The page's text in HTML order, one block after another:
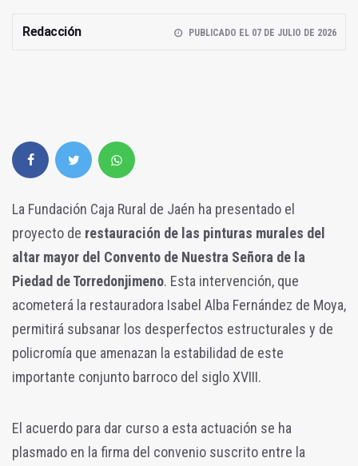
Redacción PUBLICADO EL 07 DE JULIO DE 2026
La Fundación Caja Rural de Jaén ha presentado el
proyecto de restauración de las pinturas murales del
altar mayor del Convento de Nuestra Señora de la
Piedad de Torredonjimeno. Esta intervención, que
acometerá la restauradora Isabel Alba Fernández de Moya,
permitirá subsanar los desperfectos estructurales y de
policromía que amenazan la estabilidad de este
importante conjunto barroco del siglo XVIII.
El acuerdo para dar curso a esta actuación se ha
plasmado en la firma del convenio suscrito entre la